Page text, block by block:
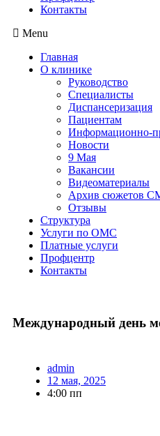
Контакты
Menu
Главная
О клинике
Руководство
Специалисты
Диспансеризация
Пациентам
Информационно-
Новости
9 Мая
Вакансии
Видеоматериалы
Архив сюжетов
Отзывы
Структура
Услуги по ОМС
Платные услуги
Профцентр
Контакты
Международный день
admin
12 мая, 2025
4:00 пп